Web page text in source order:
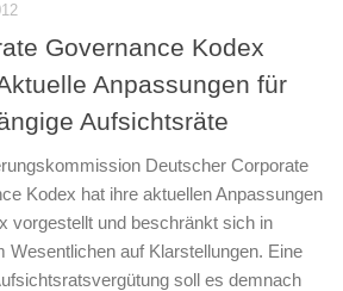
Governance Kodex
Anpassungen für
Aufsichtsräte
Deutscher Corporate
Kodex hat ihre aktuellen Anpassungen
vorgestellt und beschränkt sich in
Wesentlichen auf Klarstellungen. Eine
soll es demnach